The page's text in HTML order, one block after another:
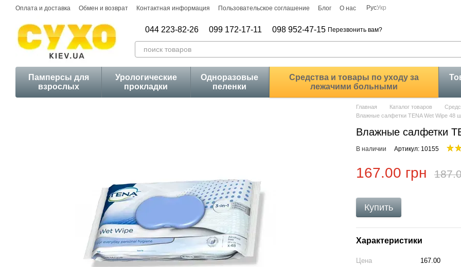
Перейти к основному контенту
Оплата и доставка Обмен и возврат Контактная информация Пользовательское соглашение Блог О нас РусУкр
044 223-82-26 099 172-17-11 098 952-47-15 Перезвонить вам?
Памперсы для
взрослых
Урологические
прокладки
Одноразовые
пеленки
Средства и товары по уходу за
лежачими больными
Главная Каталог товаров
Влажные салфетки TENA Wet Wipe 48
Влажные салфетки
В наличии Артикул: 10155
167.00 грн
Купить
Характеристики
Цена
167.00